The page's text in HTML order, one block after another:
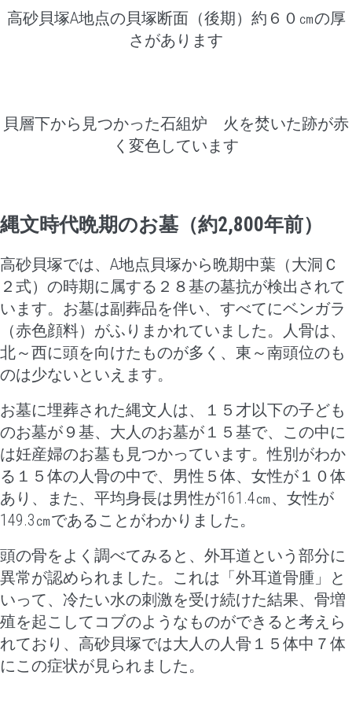
高砂貝塚A地点の貝塚断面（後期）約６０㎝の厚
さがあります
貝層下から見つかった石組炉 火を焚いた跡が赤
く変色しています
縄文時代晩期のお墓（約2,800年前）
高砂貝塚では、A地点貝塚から晩期中葉（大洞Ｃ
２式）の時期に属する２８基の墓抗が検出されて
います。お墓は副葬品を伴い、すべてにベンガラ
（赤色顔料）がふりまかれていました。人骨は、
北～西に頭を向けたものが多く、東～南頭位のも
のは少ないといえます。
お墓に埋葬された縄文人は、１５才以下の子ども
のお墓が９基、大人のお墓が１５基で、この中に
は妊産婦のお墓も見つかっています。性別がわか
る１５体の人骨の中で、男性５体、女性が１０体
あり、また、平均身長は男性が161.4㎝、女性が
149.3㎝であることがわかりました。
頭の骨をよく調べてみると、外耳道という部分に
異常が認められました。これは「外耳道骨腫」と
いって、冷たい水の刺激を受け続けた結果、骨増
殖を起こしてコブのようなものができると考えら
れており、高砂貝塚では大人の人骨１５体中７体
にこの症状が見られました。